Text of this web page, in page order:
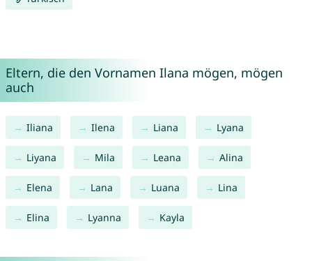
Eltern, die den Vornamen Ilana mögen, mögen
auch
Iliana Ilena Liana Lyana
Liyana Mila Leana Alina
Elena Lana Luana Lina
Elina Lyanna Kayla